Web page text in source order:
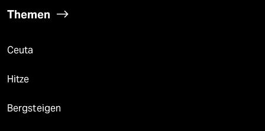
Themen
Ceuta
Hitze
Bergsteigen